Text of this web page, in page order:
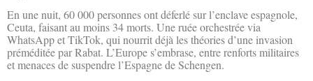
En une nuit, 60 000 personnes ont déferlé sur l’enclave espagnole,
Ceuta, faisant au moins 34 morts. Une ruée orchestrée via
WhatsApp et TikTok, qui nourrit déjà les théories d’une invasion
préméditée par Rabat. L’Europe s’embrase, entre renforts militaires
et menaces de suspendre l’Espagne de Schengen.